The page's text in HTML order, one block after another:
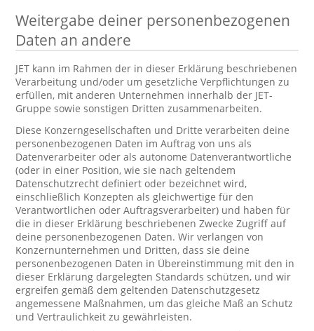
Weitergabe deiner personenbezogenen
Daten an andere
JET kann im Rahmen der in dieser Erklärung beschriebenen
Verarbeitung und/oder um gesetzliche Verpflichtungen zu
erfüllen, mit anderen Unternehmen innerhalb der JET-
Gruppe sowie sonstigen Dritten zusammenarbeiten.
Diese Konzerngesellschaften und Dritte verarbeiten deine
personenbezogenen Daten im Auftrag von uns als
Datenverarbeiter oder als autonome Datenverantwortliche
(oder in einer Position, wie sie nach geltendem
Datenschutzrecht definiert oder bezeichnet wird,
einschließlich Konzepten als gleichwertige für den
Verantwortlichen oder Auftragsverarbeiter) und haben für
die in dieser Erklärung beschriebenen Zwecke Zugriff auf
deine personenbezogenen Daten. Wir verlangen von
Konzernunternehmen und Dritten, dass sie deine
personenbezogenen Daten in Übereinstimmung mit den in
dieser Erklärung dargelegten Standards schützen, und wir
ergreifen gemäß dem geltenden Datenschutzgesetz
angemessene Maßnahmen, um das gleiche Maß an Schutz
und Vertraulichkeit zu gewährleisten.